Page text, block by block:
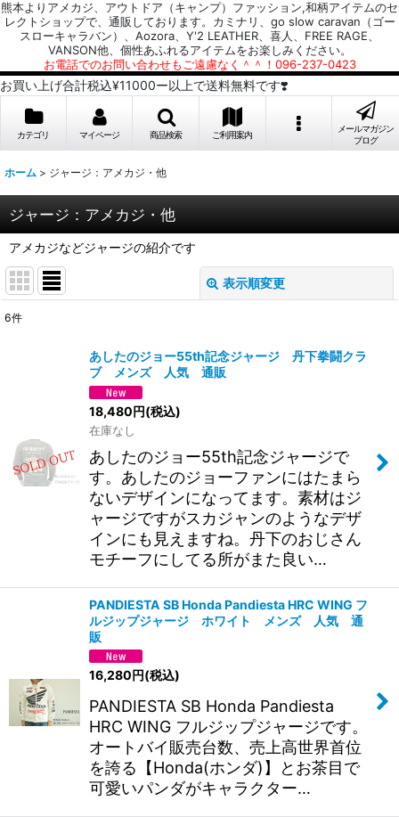
熊本よりアメカジ、アウトドア（キャンプ）ファッション,和柄アイテムのセ
レクトショップで、通販しております。カミナリ、go slow caravan（ゴー
スローキャラバン）、Aozora、Y'2 LEATHER、喜人、FREE RAGE、
VANSON他、個性あふれるアイテムをお楽しみください。
お電話でのお問い合わせもご遠慮なく＾＾！096-237-0423
お買い上げ合計税込¥11000ー以上で送料無料です❣️
カテゴリ マイページ 商品検索 ご利用案内
メールマガジン
ブログ
ホーム > ジャージ：アメカジ・他
ジャージ：アメカジ・他
アメカジなどジャージの紹介です
表示順変更
6件
あしたのジョー55th記念ジャージ 丹下拳闘クラ
ブ メンズ 人気 通販
18,480円(税込)
在庫なし
あしたのジョー55th記念ジャージで
す。あしたのジョーファンにはたまら
ないデザインになってます。素材はジ
ャージですがスカジャンのようなデザ
インにも見えますね。丹下のおじさん
モチーフにしてる所がまた良い…
PANDIESTA SB Honda Pandiesta HRC WING フ
ルジップジャージ ホワイト メンズ 人気 通
販
16,280円(税込)
PANDIESTA SB Honda Pandiesta
HRC WING フルジップジャージです。
オートバイ販売台数、売上高世界首位
を誇る【Honda(ホンダ)】とお茶目で
可愛いパンダがキャラクター…